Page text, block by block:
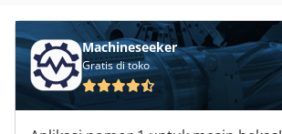
Machineseeker
Gratis di toko